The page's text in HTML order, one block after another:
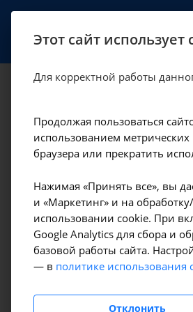
Цены в Иркутске — Манипуляции
Амбулаторно-
поликлинические услуги
Гемодиализ
Денситометрия
Этот сайт использует
Для корректной работы
Продолжая пользоваться
использованием
браузера или прекратить
Нажимая «Принять все», вы
и «Маркетинг» и на
использовании cookie. При
Google Analytics для сбора и
базовой работы сайта.
— в политике использования
Отклонить